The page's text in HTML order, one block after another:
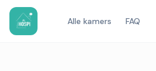
Alle kamers FAQ